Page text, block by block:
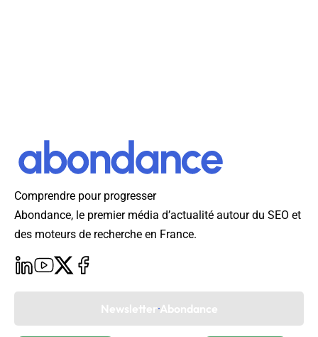
Comprendre pour progresser
Abondance, le premier média d’actualité autour du SEO et
des moteurs de recherche en France.
Newsletter Abondance